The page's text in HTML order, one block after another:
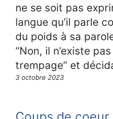
ne se soit pas
langue qu’il parle
du poids à sa
“Non, il n’existe
trempage” et
3 octobre 2023